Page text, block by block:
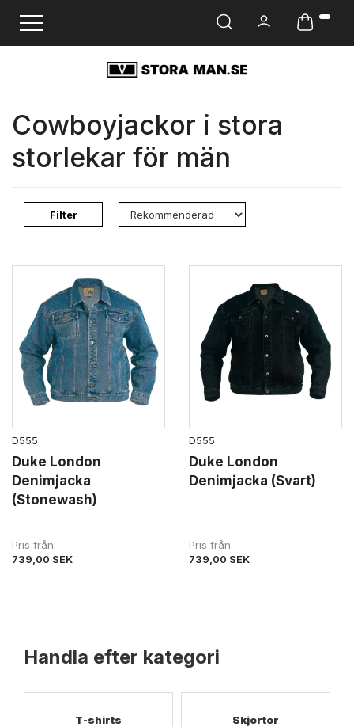
Ändra navigering
Cowboyjackor i stora
storlekar för män
Filter
D555
Duke London
Denimjacka
(Stonewash)
Pris från
739,00 SEK
D555
Duke London
Denimjacka (Svart)
Pris från
739,00 SEK
Handla efter kategori
T-shirts Skjortor